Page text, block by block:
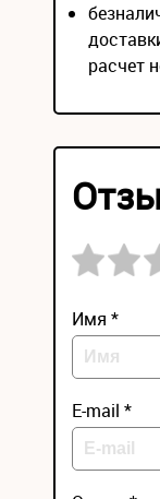
расчет
Имя *
E-mail *